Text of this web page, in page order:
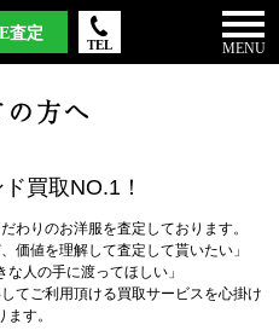
査定
TEL MENU
の方へ
買取NO.1！
わりのお洋服を査定しております。
価値を理解して査定して貰いたい」
な人の手に渡ってほしい」
てご利用頂ける買取サービスを心掛け
ます。